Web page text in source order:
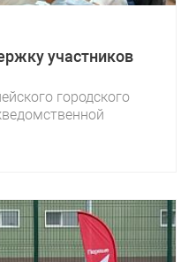
участников
городского